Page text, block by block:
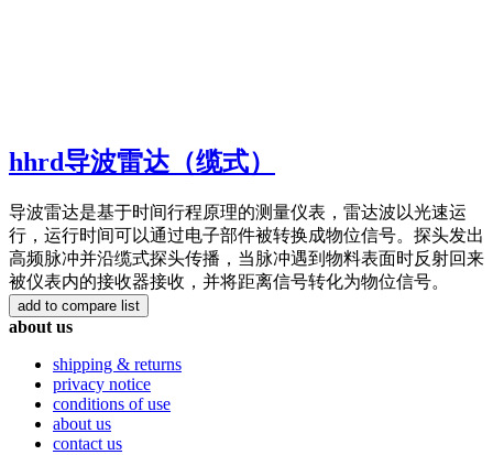
hhrd导波雷达（缆式）
导波雷达是基于时间行程原理的测量仪表，雷达波以光速运
行，运行时间可以通过电子部件被转换成物位信号。探头发出
高频脉冲并沿缆式探头传播，当脉冲遇到物料表面时反射回来
被仪表内的接收器接收，并将距离信号转化为物位信号。
about us
shipping & returns
privacy notice
conditions of use
about us
contact us